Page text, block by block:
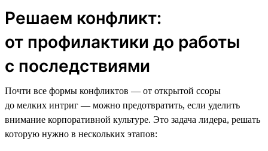
Решаем конфликт:
от профилактики до работы
с последствиями
Почти все формы конфликтов — от открытой ссоры
до мелких интриг — можно предотвратить, если уделить
внимание корпоративной культуре. Это задача лидера, решать
которую нужно в нескольких этапов: